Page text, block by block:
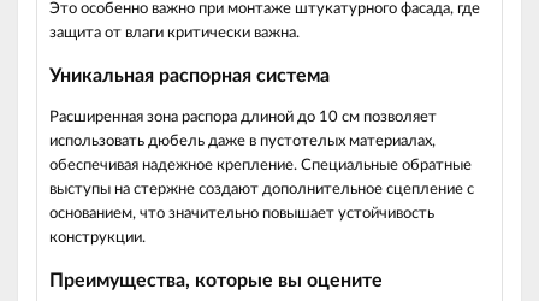
Это особенно важно при монтаже штукатурного фасада, где
защита от влаги критически важна.
Уникальная распорная система
Расширенная зона распора длиной до 10 см позволяет
использовать дюбель даже в пустотелых материалах,
обеспечивая надежное крепление. Специальные обратные
выступы на стержне создают дополнительное сцепление с
основанием, что значительно повышает устойчивость
конструкции.
Преимущества, которые вы оцените